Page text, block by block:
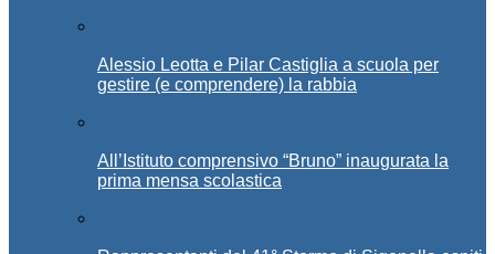
Alessio Leotta e Pilar Castiglia a scuola per
gestire (e comprendere) la rabbia
All’Istituto comprensivo “Bruno” inaugurata la
prima mensa scolastica